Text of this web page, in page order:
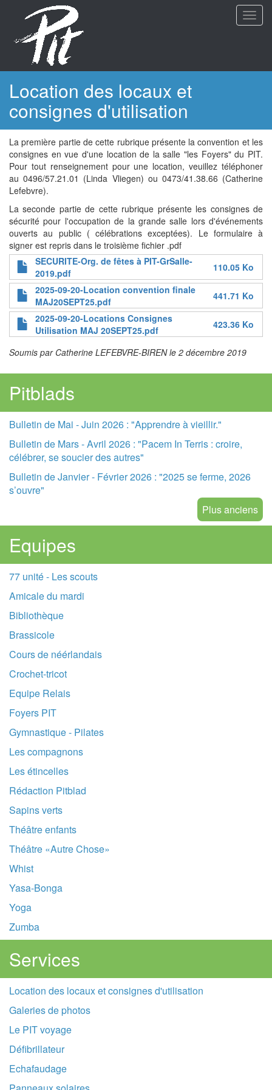
principal
Location des locaux et
consignes d'utilisation
La première partie de cette rubrique présente la convention et les
consignes en vue d'une location de la salle "les Foyers" du PIT.
Pour tout renseignement pour une location, veuillez téléphoner
au 0496/57.21.01 (Linda Vliegen) ou 0473/41.38.66 (Catherine
Lefebvre).
La seconde partie de cette rubrique présente les consignes de
sécurité pour l'occupation de la grande salle lors d'événements
ouverts au public ( célébrations exceptées). Le formulaire à
signer est repris dans le troisième fichier .pdf
SECURITE-Org. de fêtes à PIT-GrSalle-
2019.pdf
110.05 Ko
2025-09-20-Location convention finale
MAJ20SEPT25.pdf
441.71 Ko
2025-09-20-Locations Consignes
Utilisation MAJ 20SEPT25.pdf
423.36 Ko
Soumis par Catherine LEFEBVRE-BIREN le 2 décembre 2019
Pitblads
Bulletin de Mai - Juin 2026 : "Apprendre à vieillir."
Bulletin de Mars - Avril 2026 : "Pacem In Terris : croire,
célébrer, se soucier des autres"
Bulletin de Janvier - Février 2026 : "2025 se ferme, 2026
s’ouvre"
Plus anciens
Equipes
77 unité - Les scouts
Amicale du mardi
Bibliothèque
Brassicole
Cours de néérlandais
Crochet-tricot
Equipe Relais
Foyers PIT
Gymnastique - Pilates
Les compagnons
Les étincelles
Rédaction Pitblad
Sapins verts
Théâtre enfants
Théâtre «Autre Chose»
Whist
Yasa-Bonga
Yoga
Zumba
Services
Location des locaux et consignes d'utilisation
Galeries de photos
Le PIT voyage
Défibrillateur
Echafaudage